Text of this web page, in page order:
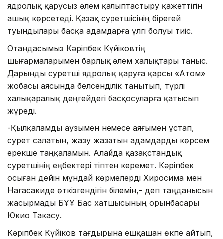
ядролық қарусыз әлем қалыптастыру қажеттігін
ашық көрсетеді. Қазақ суретшісінің бірегей
туындылары басқа адамдарға үлгі болуы тиіс.
Отандасымыз Кәріпбек Күйіковтің
шығармаларымен барлық әлем халықтары таныс.
Дарынды суретші ядролық қаруға қарсы «Атом»
жобасы аясында белсенділік танытып, түрлі
халықаралық деңгейдегі басқосуларға қатысып
жүреді.
-Қылқаламды аузымен немесе аяғымен ұстап,
сурет салатын, жазу жазатын адамдарды көрсем
ерекше таңқаламын. Алайда қазақстандық
суретшінің еңбектері тіптен керемет. Кәріпбек
осыған дейін мұндай көрмелерді Хиросима мен
Нагасакиде өткізгендігін білемін,- деп таңданысын
жасырмады БҰҰ Бас хатшысының орынбасары
Юкио Такасу.
Кәріпбек Күйіков тағдырына ешқашан өкпе айтып,